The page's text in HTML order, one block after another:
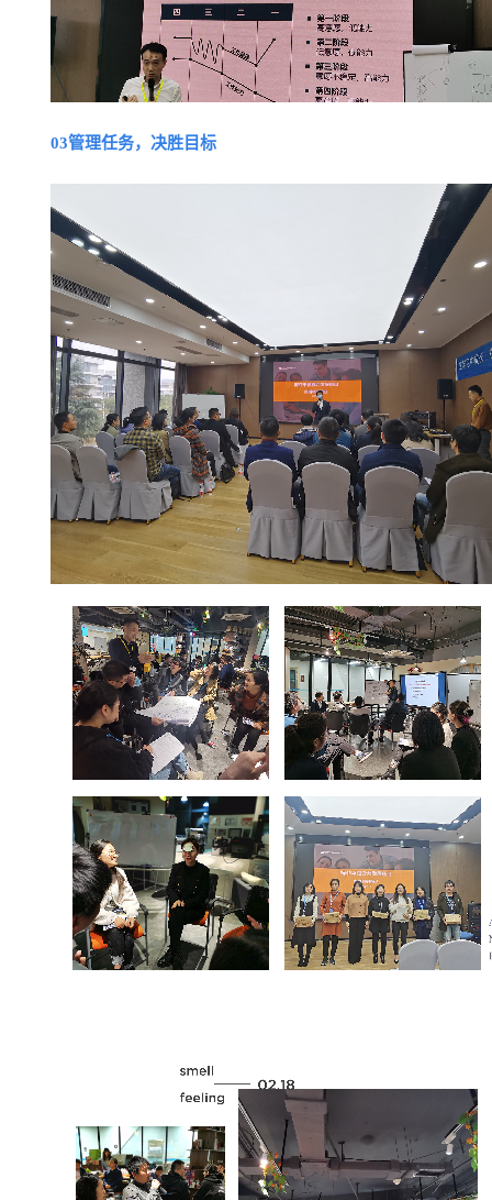
03管理任务，决胜目标